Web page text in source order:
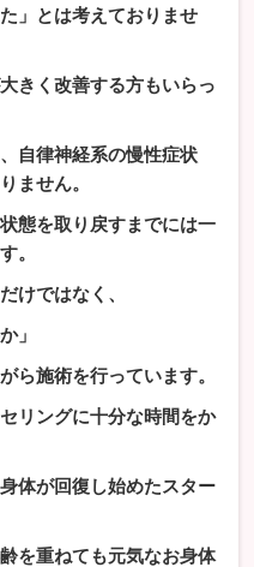
」とは考えておりませ
きく改善する方もいらっ
自律神経系の慢性症状
ません。
態を取り戻すまでには一
。
けではなく、
」
ら施術を行っています。
リングに十分な時間をか
体が回復し始めたスター
を重ねても元気なお身体